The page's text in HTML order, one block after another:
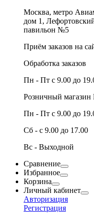
Москва, метро
дом 1,
павильон №5
Приём заказов на
Обработка заказов
Пн - Пт с 9.00 до
Розничный
Пн - Пт с 9.00 до
Сб - с 9.00 до 17.00
Вс - Выходной
Сравнение
Избранное
Корзина
Личный кабинет
Авторизация
Регистрация